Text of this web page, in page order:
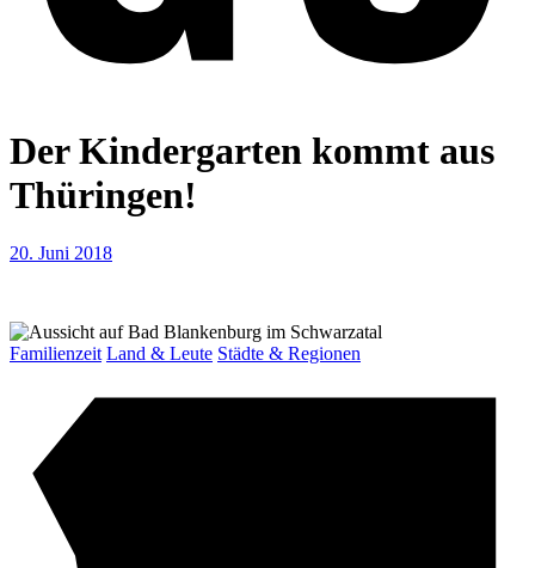
Der Kindergarten kommt aus
Thüringen!
20. Juni 2018
Familienzeit Land & Leute Städte & Regionen